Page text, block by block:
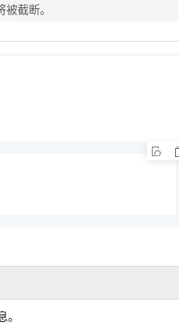
截断。